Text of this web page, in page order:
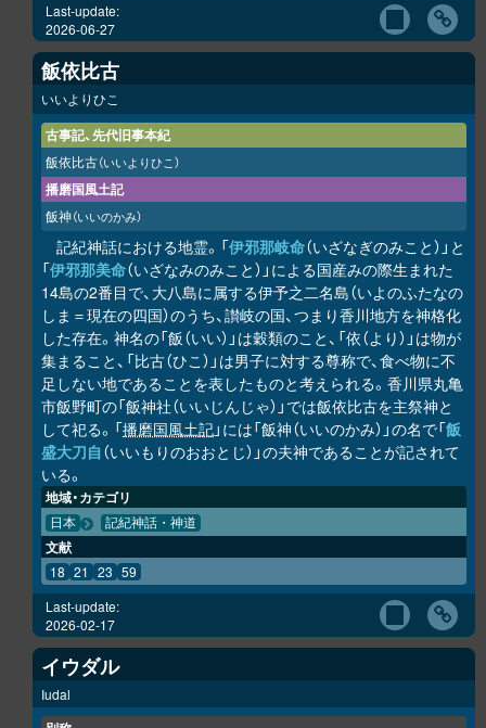
Last-update:
2026-06-27
飯依比古
いいよりひこ
古事記、先代旧事本紀
飯依比古（いいよりひこ）
播磨国風土記
飯神（いいのかみ）
記紀神話における地霊。「伊邪那岐命（いざなぎのみこと）」と
「伊邪那美命（いざなみのみこと）」による国産みの際生まれた
14島の2番目で、大八島に属する伊予之二名島（いよのふたなの
しま＝現在の四国）のうち、讃岐の国、つまり香川地方を神格化
した存在。神名の「飯（いい）」は穀類のこと、「依（より）」は物が
集まること、「比古（ひこ）」は男子に対する尊称で、食べ物に不
足しない地であることを表したものと考えられる。香川県丸亀
市飯野町の「飯神社（いいじんじゃ）」では飯依比古を主祭神と
して祀る。「播磨国風土記」には「飯神（いいのかみ）」の名で「飯
盛大刀自（いいもりのおおとじ）」の夫神であることが記されて
いる。
地域・カテゴリ
日本 記紀神話・神道
文献
18 21 23 59
Last-update:
2026-02-17
イウダル
Iudal